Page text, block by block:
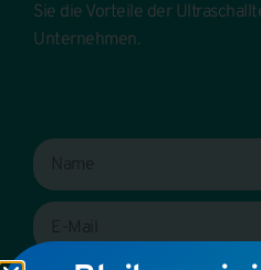
Sie die Vorteile der
Unternehmen.